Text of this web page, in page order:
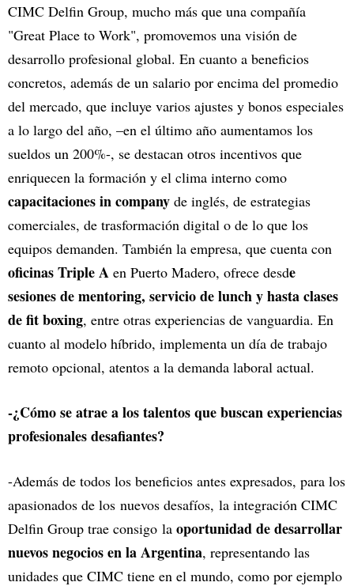
CIMC Delfin Group, mucho más que una compañía
"Great Place to Work", promovemos una visión de
desarrollo profesional global. En cuanto a beneficios
concretos, además de un salario por encima del promedio
del mercado, que incluye varios ajustes y bonos especiales
a lo largo del año, –en el último año aumentamos los
sueldos un 200%-, se destacan otros incentivos que
enriquecen la formación y el clima interno como
capacitaciones in company de inglés, de estrategias
comerciales, de trasformación digital o de lo que los
equipos demanden. También la empresa, que cuenta con
oficinas Triple A en Puerto Madero, ofrece desde
sesiones de mentoring, servicio de lunch y hasta clases
de fit boxing, entre otras experiencias de vanguardia. En
cuanto al modelo híbrido, implementa un día de trabajo
remoto opcional, atentos a la demanda laboral actual.
-¿Cómo se atrae a los talentos que buscan experiencias
profesionales desafiantes?
-Además de todos los beneficios antes expresados, para los
apasionados de los nuevos desafíos, la integración CIMC
Delfin Group trae consigo la oportunidad de desarrollar
nuevos negocios en la Argentina, representando las
unidades que CIMC tiene en el mundo, como por ejemplo